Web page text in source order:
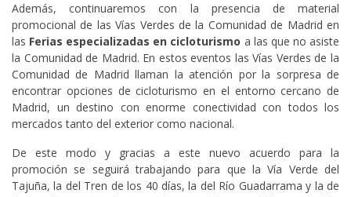
Además, continuaremos con la presencia de material
promocional de las Vías Verdes de la Comunidad de Madrid en
las Ferias especializadas en cicloturismo a las que no asiste
la Comunidad de Madrid. En estos eventos las Vías Verdes de la
Comunidad de Madrid llaman la atención por la sorpresa de
encontrar opciones de cicloturismo en el entorno cercano de
Madrid, un destino con enorme conectividad con todos los
mercados tanto del exterior como nacional.
De este modo y gracias a este nuevo acuerdo para la
promoción se seguirá trabajando para que la Vía Verde del
Tajuña, la del Tren de los 40 días, la del Río Guadarrama y la de